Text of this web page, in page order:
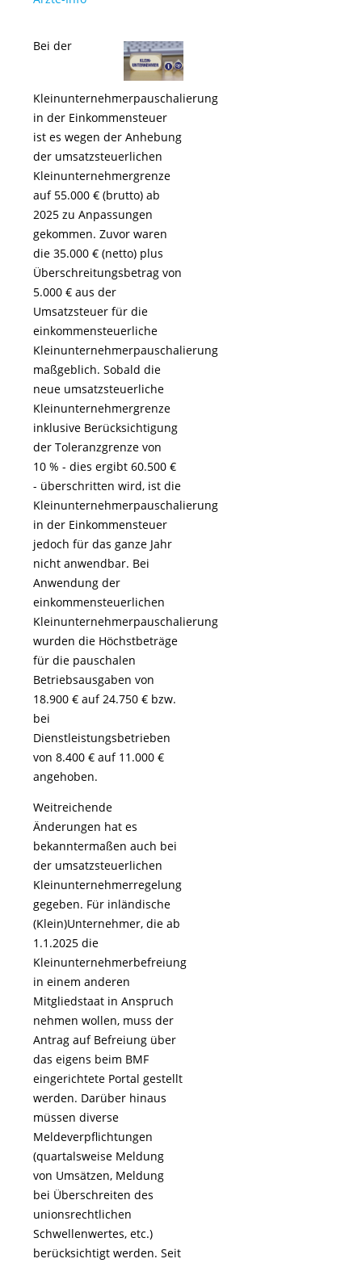
Bei der
Kleinunternehmerpauschalierung
in der Einkommensteuer
ist es wegen der Anhebung
der umsatzsteuerlichen
Kleinunternehmergrenze
auf 55.000 € (brutto) ab
2025 zu Anpassungen
gekommen. Zuvor waren
die 35.000 € (netto) plus
Überschreitungsbetrag von
5.000 € aus der
Umsatzsteuer für die
einkommensteuerliche
Kleinunternehmerpauschalierung
maßgeblich. Sobald die
neue umsatzsteuerliche
Kleinunternehmergrenze
inklusive Berücksichtigung
der Toleranzgrenze von
10 % - dies ergibt 60.500 €
- überschritten wird, ist die
Kleinunternehmerpauschalierung
in der Einkommensteuer
jedoch für das ganze Jahr
nicht anwendbar. Bei
Anwendung der
einkommensteuerlichen
Kleinunternehmerpauschalierung
wurden die Höchstbeträge
für die pauschalen
Betriebsausgaben von
18.900 € auf 24.750 € bzw.
bei
Dienstleistungsbetrieben
von 8.400 € auf 11.000 €
angehoben.
Weitreichende
Änderungen hat es
bekanntermaßen auch bei
der umsatzsteuerlichen
Kleinunternehmerregelung
gegeben. Für inländische
(Klein)Unternehmer, die ab
1.1.2025 die
Kleinunternehmerbefreiung
in einem anderen
Mitgliedstaat in Anspruch
nehmen wollen, muss der
Antrag auf Befreiung über
das eigens beim BMF
eingerichtete Portal gestellt
werden. Darüber hinaus
müssen diverse
Meldeverpflichtungen
(quartalsweise Meldung
von Umsätzen, Meldung
bei Überschreiten des
unionsrechtlichen
Schwellenwertes, etc.)
berücksichtigt werden. Seit